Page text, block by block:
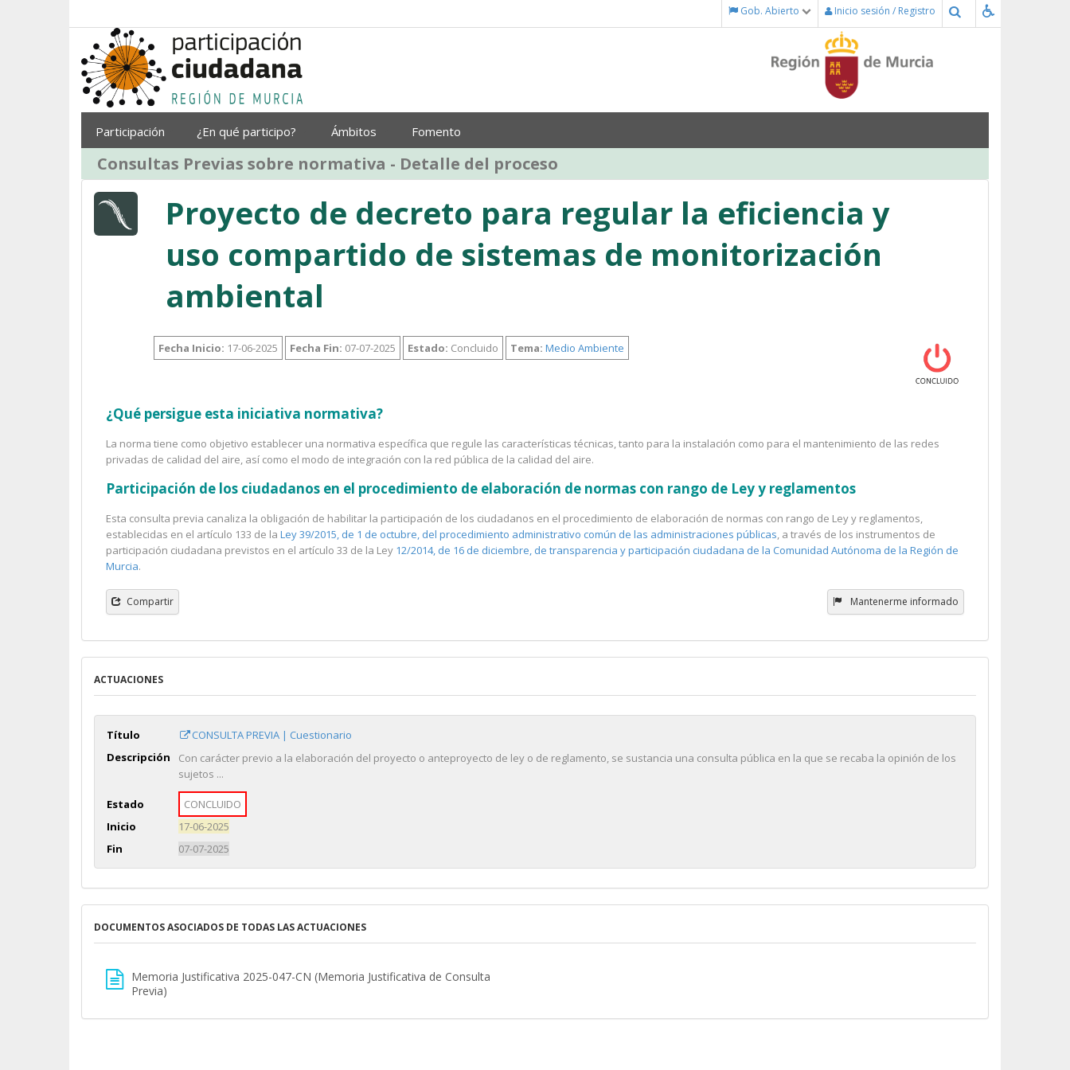
Gob. Abierto Inicio sesión / Registro Buscar
Participación ¿En qué participo? Ámbitos Fomento
Consultas Previas sobre normativa - Detalle del proceso
Proyecto de decreto para regular la eficiencia y
uso compartido de sistemas de monitorización
ambiental
Fecha Inicio: 17-06-2025 Fecha Fin: 07-07-2025 Estado: Concluido Tema: Medio Ambiente
¿Qué persigue esta iniciativa normativa?
La norma tiene como objetivo establecer una normativa específica que regule las características técnicas, tanto para la instalación como para el mantenimiento de las redes
privadas de calidad del aire, así como el modo de integración con la red pública de la calidad del aire.
Participación de los ciudadanos en el procedimiento de elaboración de normas con rango de Ley y reglamentos
Esta consulta previa canaliza la obligación de habilitar la participación de los ciudadanos en el procedimiento de elaboración de normas con rango de Ley y reglamentos,
establecidas en el artículo 133 de la Ley 39/2015, de 1 de octubre, del procedimiento administrativo común de las administraciones públicas, a través de los instrumentos de
participación ciudadana previstos en el artículo 33 de la Ley 12/2014, de 16 de diciembre, de transparencia y participación ciudadana de la Comunidad Autónoma de la Región de
Murcia.
Compartir Mantenerme informado
ACTUACIONES
Título
CONSULTA PREVIA | Cuestionario
Descripción
Con carácter previo a la elaboración del proyecto o anteproyecto de ley o de reglamento, se sustancia una consulta pública en la que se recaba la opinión de los
sujetos ...
Estado
CONCLUIDO
Inicio
17-06-2025
Fin
07-07-2025
DOCUMENTOS ASOCIADOS DE TODAS LAS ACTUACIONES
Memoria Justificativa 2025-047-CN (Memoria Justificativa de Consulta
Previa)